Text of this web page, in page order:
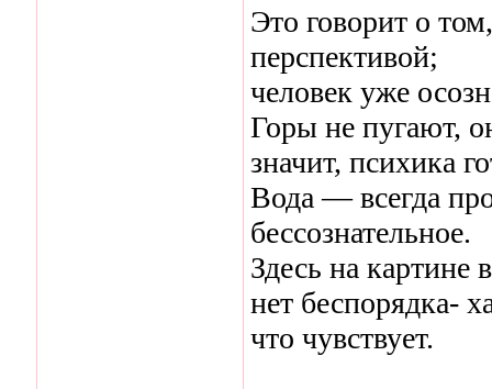
Это говорит о
перспективой;
человек уже
Горы не пугают,
значит, психика
Вода — всегда
бессознательное.
Здесь на картине
нет беспорядка-
что чувствует.